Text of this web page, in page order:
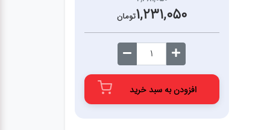
1,231,050تومان
افزودن به سبد خرید